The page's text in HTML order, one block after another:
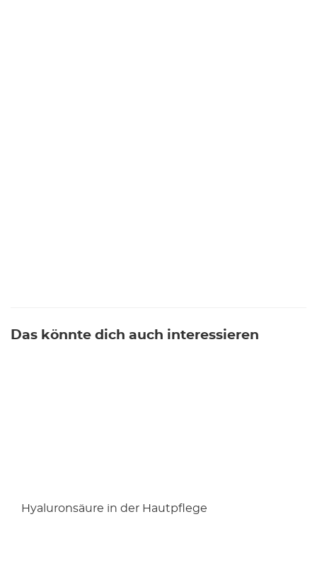
Das könnte dich auch interessieren
Hyaluronsäure in der Hautpflege